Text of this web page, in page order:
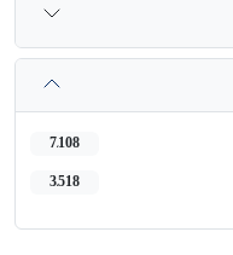
7,108
3,518